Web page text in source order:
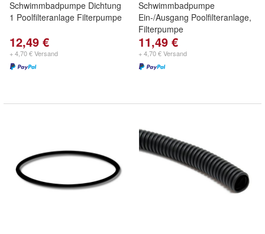
Schwimmbadpumpe Dichtung
1 Poolfilteranlage Filterpumpe
12,49 €
+ 4,70 € Versand
Schwimmbadpumpe
Ein-/Ausgang Poolfilteranlage,
Filterpumpe
11,49 €
+ 4,70 € Versand